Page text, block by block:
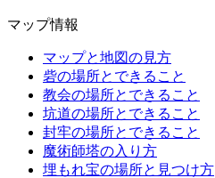
マップ情報
マップと地図の見方
砦の場所とできること
教会の場所とできること
坑道の場所とできること
封牢の場所とできること
魔術師塔の入り方
埋もれ宝の場所と見つけ方